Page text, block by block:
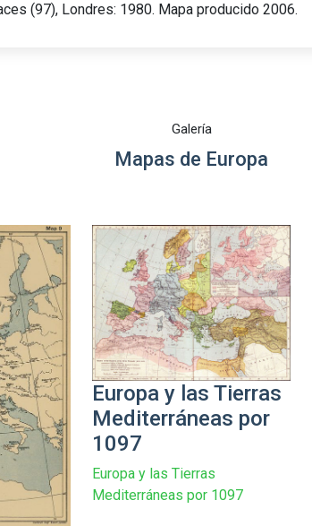
(97), Londres: 1980. Mapa producido 2006.
Galería
Mapas de Europa
Europa y las Tierras
Mediterráneas por
1097
Europa y las Tierras
Mediterráneas por 1097